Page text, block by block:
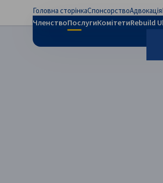
Головна сторінкаСпонсорствоАдвокація
ЧленствоПослугиКомітетиRebuild